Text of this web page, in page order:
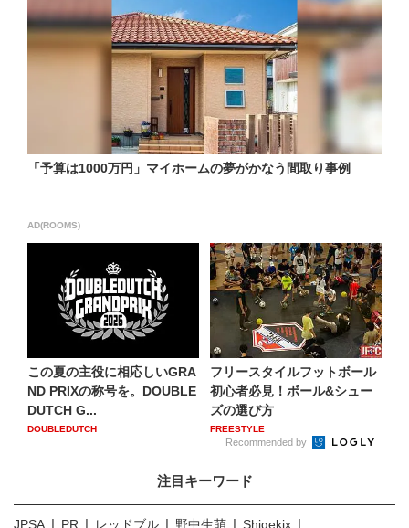
「予算は1000万円」マイホームの夢がかなう間取り事例
AD(ROOMS)
この夏の主役に相応しいGRA
ND PRIXの称号を。DOUBLE
DUTCH G...
DOUBLEDUTCH
フリースタイルフットボール
初心者必見！ボール&シュー
ズの選び方
FREESTYLE
Recommended by
注目キーワード
JPSA PR レッドブル 野中生萌
Shigekix